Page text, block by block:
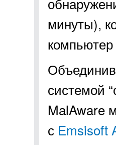
минуты),
системой
MalAware
с Emsisoft